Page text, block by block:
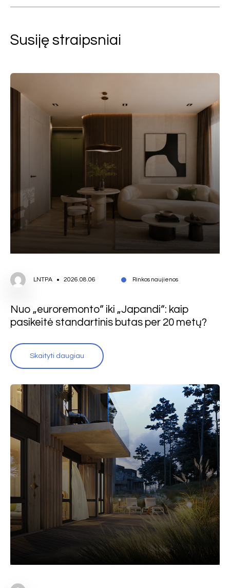
Susiję straipsniai
LNTPA 2026.08.06 Rinkos naujienos
Nuo „euroremonto“ iki „Japandi“: kaip
pasikeitė standartinis butas per 20 metų?
Skaityti daugiau